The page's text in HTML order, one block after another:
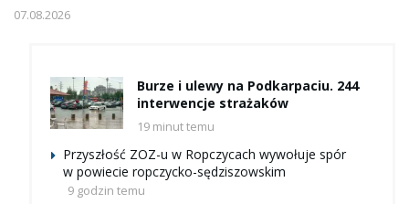
07.08.2026
Burze i ulewy na Podkarpaciu. 244
interwencje strażaków
19 minut temu
Przyszłość ZOZ-u w Ropczycach wywołuje spór
w powiecie ropczycko-sędziszowskim
9 godzin temu